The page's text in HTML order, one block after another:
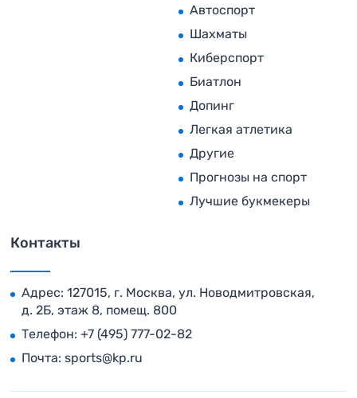
Автоспорт
Шахматы
Киберспорт
Биатлон
Допинг
Легкая атлетика
Другие
Прогнозы на спорт
Лучшие букмекеры
Контакты
Адрес: 127015, г. Москва, ул. Новодмитровская,
д. 2Б, этаж 8, помещ. 800
Телефон: +7 (495) 777-02-82
Почта: sports@kp.ru